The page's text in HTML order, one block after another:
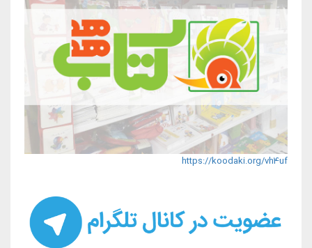
https://koodaki.org/vh4uf